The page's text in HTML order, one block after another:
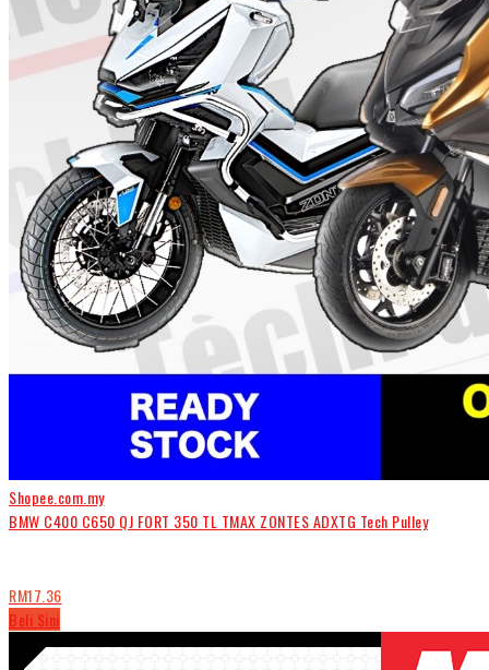
Shopee.com.my
BMW C400 C650 QJ FORT 350 TL TMAX ZONTES ADXTG Tech Pulley
RM17.36
Beli Sini